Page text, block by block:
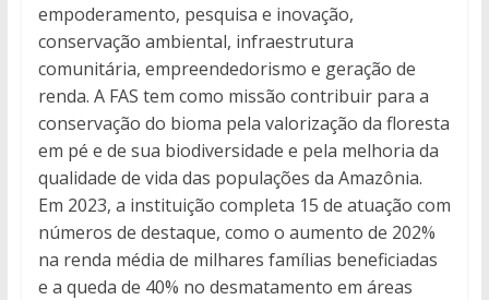
empoderamento, pesquisa e inovação,
conservação ambiental, infraestrutura
comunitária, empreendedorismo e geração de
renda. A FAS tem como missão contribuir para a
conservação do bioma pela valorização da floresta
em pé e de sua biodiversidade e pela melhoria da
qualidade de vida das populações da Amazônia.
Em 2023, a instituição completa 15 de atuação com
números de destaque, como o aumento de 202%
na renda média de milhares famílias beneficiadas
e a queda de 40% no desmatamento em áreas